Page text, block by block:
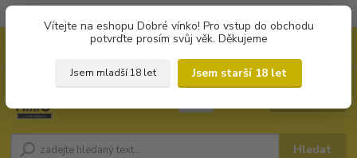
Vítejte na eshopu Dobré vínko! Pro vstup do obchodu
potvrďte prosím svůj věk. Děkujeme
Jsem mladší 18 let
Jsem starší 18 let
Hledat